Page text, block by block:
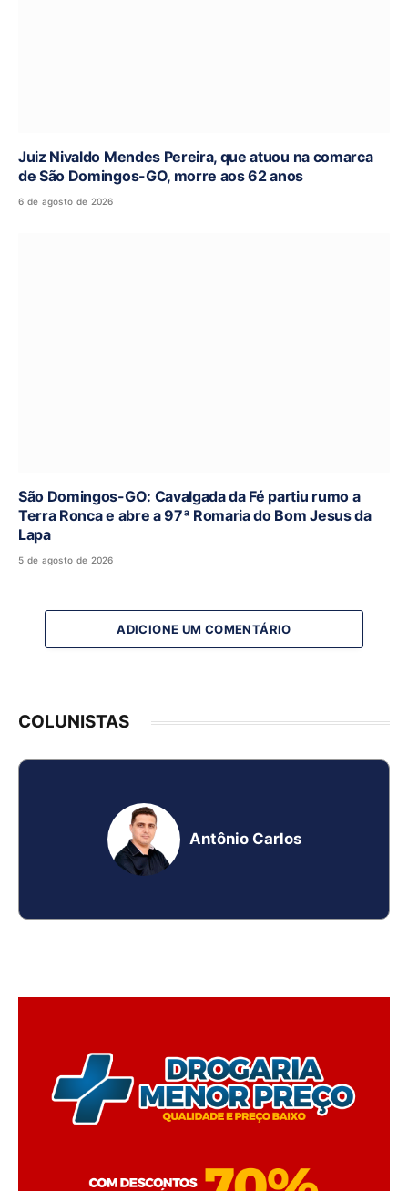
Juiz Nivaldo Mendes Pereira, que atuou na comarca
de São Domingos-GO, morre aos 62 anos
6 de agosto de 2026
São Domingos-GO: Cavalgada da Fé partiu rumo a
Terra Ronca e abre a 97ª Romaria do Bom Jesus da
Lapa
5 de agosto de 2026
ADICIONE UM COMENTÁRIO
COLUNISTAS
Antônio Carlos